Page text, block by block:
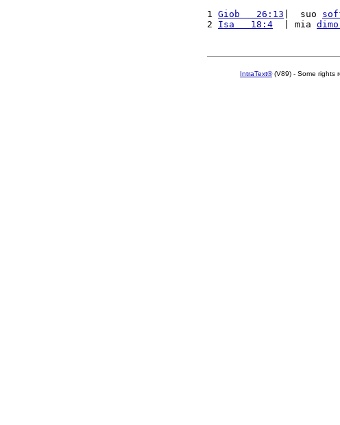
1 Giob   26:13 |  suo
2 Isa   18:4
  | mia
IntraText®(V89) - Some rights